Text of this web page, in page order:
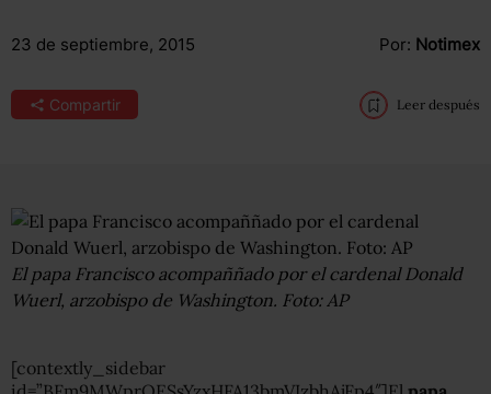
23 de septiembre, 2015 Por: Notimex
Compartir Leer después
El papa Francisco acompaññado por el cardenal Donald
Wuerl, arzobispo de Washington. Foto: AP
[contextly_sidebar